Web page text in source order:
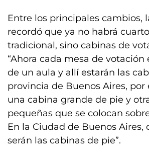
Entre los principales cambios,
recordó que ya no habrá
tradicional, sino cabinas de
“Ahora cada mesa de votación
de un aula y allí estarán las
provincia de Buenos Aires, por
una cabina grande de pie y
pequeñas que se colocan
En la Ciudad de Buenos Aires,
serán las cabinas de pie”.